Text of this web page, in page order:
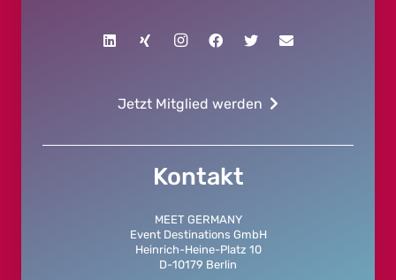
Jetzt Mitglied werden
Kontakt
MEET GERMANY
Event Destinations GmbH
Heinrich-Heine-Platz 10
D-10179 Berlin